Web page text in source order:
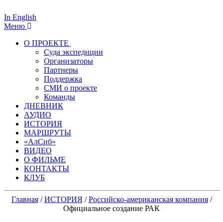
In English
Меню
О ПРОЕКТЕ
Суда экспедиции
Организаторы
Партнеры
Поддержка
СМИ о проекте
Команды
ДНЕВНИК
АУДИО
ИСТОРИЯ
МАРШРУТЫ
«АлСиб»
ВИДЕО
О ФИЛЬМЕ
КОНТАКТЫ
КЛУБ
Главная/ИСТОРИЯ/Российско-американская компания/
Официальное создание РАК